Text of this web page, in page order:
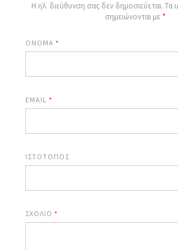
Η ηλ. διεύθυνση σας δεν δημοσιεύεται. Τα
σημειώνονται με *
ΌΝΟΜΑ*
EMAIL*
ΙΣΤΌΤΟΠΟΣ
ΣΧΌΛΙΟ*